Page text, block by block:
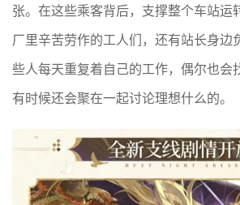
张。在这些乘客背后，支撑整个车站运
厂里辛苦劳作的工人们，还有站长身边
些人每天重复着自己的工作，偶尔也会
有时候还会聚在一起讨论理想什么的。